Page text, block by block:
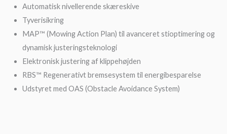
Automatisk nivellerende skæreskive
Tyverisikring
MAP™ (Mowing Action Plan) til avanceret stioptimering og
dynamisk justeringsteknologi
Elektronisk justering af klippehøjden
RBS™ Regenerativt bremsesystem til energibesparelse
Udstyret med OAS (Obstacle Avoidance System)